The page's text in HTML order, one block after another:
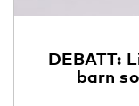
DEBATT:
barn